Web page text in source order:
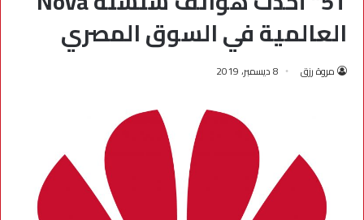
العالمية في السوق المصري
مروة رزق 8 ديسمبر، 2019